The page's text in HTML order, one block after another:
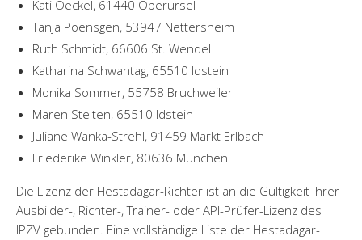
Kati Oeckel, 61440 Oberursel
Tanja Poensgen, 53947 Nettersheim
Ruth Schmidt, 66606 St. Wendel
Katharina Schwantag, 65510 Idstein
Monika Sommer, 55758 Bruchweiler
Maren Stelten, 65510 Idstein
Juliane Wanka-Strehl, 91459 Markt Erlbach
Friederike Winkler, 80636 München
Die Lizenz der Hestadagar-Richter ist an die Gültigkeit ihrer
Ausbilder-, Richter-, Trainer- oder API-Prüfer-Lizenz des
IPZV gebunden. Eine vollständige Liste der Hestadagar-